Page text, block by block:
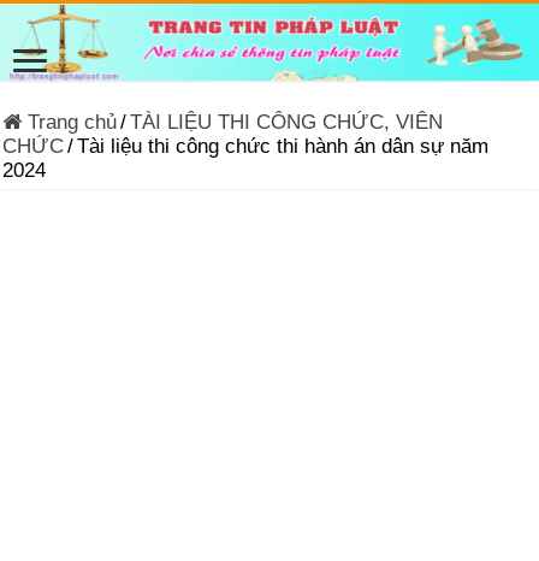
Trang chủ/TÀI LIỆU THI CÔNG CHỨC, VIÊN
CHỨC/Tài liệu thi công chức thi hành án dân sự năm
2024